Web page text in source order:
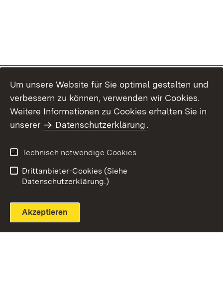
Themenübersicht
Um unsere Website für Sie optimal gestalten und
verbessern zu können, verwenden wir Cookies.
Weitere Informationen zu Cookies erhalten Sie in
unserer
Datenschutzerklärung.
Technisch notwendige Cookies
Drittanbieter-Cookies (Siehe
Datenschutzerklärung.)
Akzeptieren